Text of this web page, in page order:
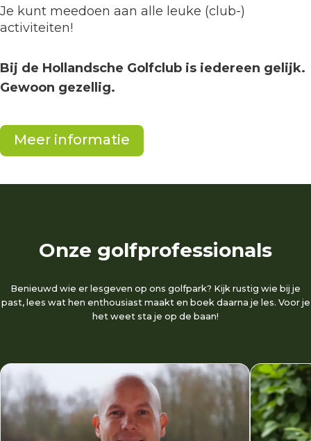
Je kunt meedoen aan alle leuke (club-)
activiteiten!
Bij de Hollandsche Golfclub is iedereen gelijk.
Gewoon gezellig.
Meer informatie
Onze golfprofessionals
Benieuwd wie er lesgeven op ons golfpark? Kijk rustig wie bij je
past, lees wat hen enthousiast maakt en boek daarna je les. Voor je
het weet sta je op de baan!